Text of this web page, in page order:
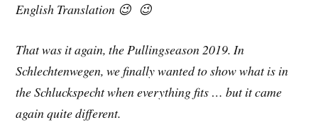
English Translation 😉 😉
That was it again, the Pullingseason 2019. In
Schlechtenwegen, we finally wanted to show what is in
the Schluckspecht when everything fits … but it came
again quite different.